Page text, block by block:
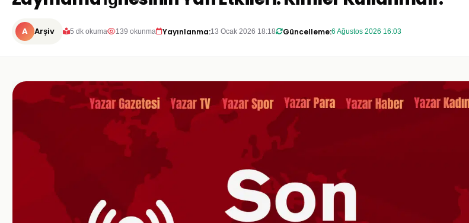
A Arşiv 5 dk okuma 139 okunma Yayınlanma:13 Ocak 2026 18:18 Güncelleme:6 Ağustos 2026 16:03